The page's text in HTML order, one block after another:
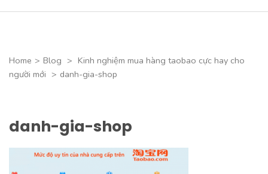
Home > Blog > Kinh nghiệm mua hàng taobao cực hay cho
người mới > danh-gia-shop
danh-gia-shop